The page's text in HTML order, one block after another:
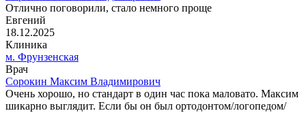
Отлично поговорили, стало немного проще
Евгений
18.12.2025
Клиника
м. Фрунзенская
Врач
Сорокин Максим Владимирович
Очень хорошо, но стандарт в один час пока маловато. Максим
шикарно выглядит. Если бы он был ортодонтом/логопедом/